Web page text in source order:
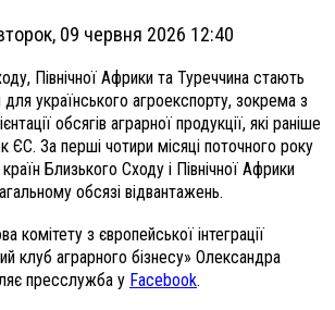
09 червня 2026 12:40
Північної Африки та Туреччина стають
українського агроекспорту, зокрема з
обсягів аграрної продукції, які раніше
ЄС. За перші чотири місяці поточного року
Близького Сходу і Північної Африки
обсязі відвантажень.
комітету з європейської інтеграції
клуб аграрного бізнесу» Олександра
пресслужба у Facebook.